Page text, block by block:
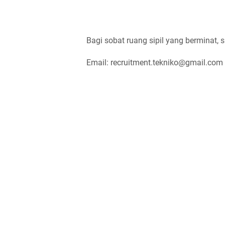
Bagi sobat ruang sipil yang berminat,
Email: recruitment.tekniko@gmail.com